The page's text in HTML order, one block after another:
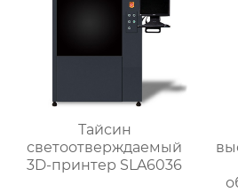
Тайсин
светоотверждаемый
3D-принтер SLA6036